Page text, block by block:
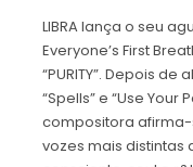
LIBRA lança o seu
Everyone’s First
“PURITY”. Depois
“Spells” e “Use
compositora
vozes mais distintas